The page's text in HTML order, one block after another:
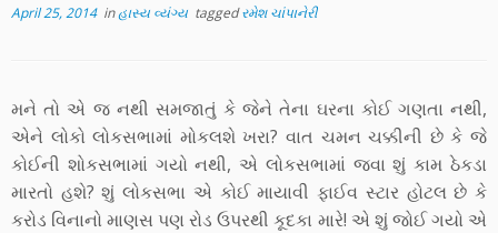
April 25, 2014inહાસ્ય વ્યંગ્ય taggedરમેશ ચાંપાનેરી
મને તો એ જ નથી સમજાતું કે જેને તેના ઘરના કોઈ ગણતા નથી,
એને લોકો લોકસભામાં મોકલશે ખરા? વાત ચમન ચક્કીની છે કે જે
કોઈની શોકસભામાં ગયો નથી, એ લોકસભામાં જવા શું કામ ઠેકડા
મારતો હશે? શું લોકસભા એ કોઈ માયાવી ફાઈવ સ્ટાર હોટલ છે કે
કરોડ વિનાનો માણસ પણ રોડ ઉપરથી કૂદકા મારે! એ શું જોઈ ગયો એ